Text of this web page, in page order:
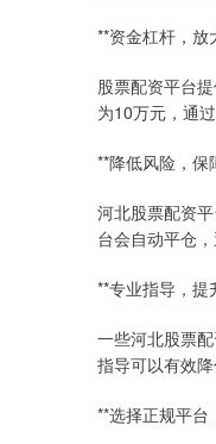
**资金杠杆，放
股票配资平台
为10万元，通
**降低风险，保
河北股票配资
台会自动平仓
**专业指导，提
一些河北股票
指导可以有效
**选择正规平台